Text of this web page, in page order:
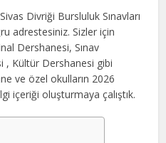
Divriği Bursluluk Sınavları
adrestesiniz. Sizler için
Dershanesi, Sınav
, Kültür Dershanesi gibi
ve özel okulların 2026
içeriği oluşturmaya çalıştık.